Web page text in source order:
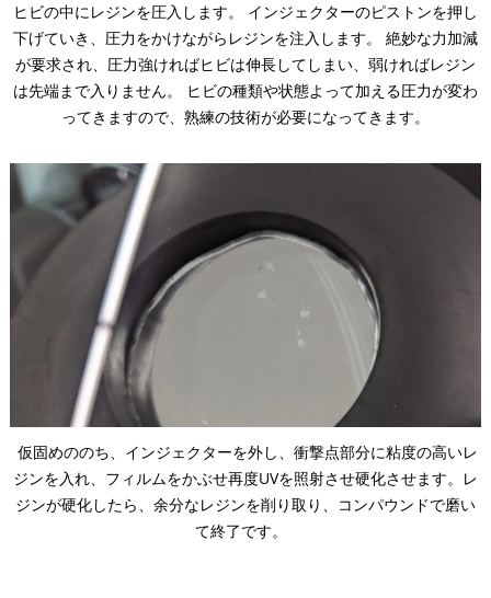
ヒビの中にレジンを圧入します。 インジェクターのピストンを押し
下げていき、圧力をかけながらレジンを注入します。 絶妙な力加減
が要求され、圧力強ければヒビは伸長してしまい、弱ければレジン
は先端まで入りません。 ヒビの種類や状態よって加える圧力が変わ
ってきますので、熟練の技術が必要になってきます。
仮固めののち、インジェクターを外し、衝撃点部分に粘度の高いレ
ジンを入れ、フィルムをかぶせ再度UVを照射させ硬化させます。レ
ジンが硬化したら、余分なレジンを削り取り、コンパウンドで磨い
て終了です。